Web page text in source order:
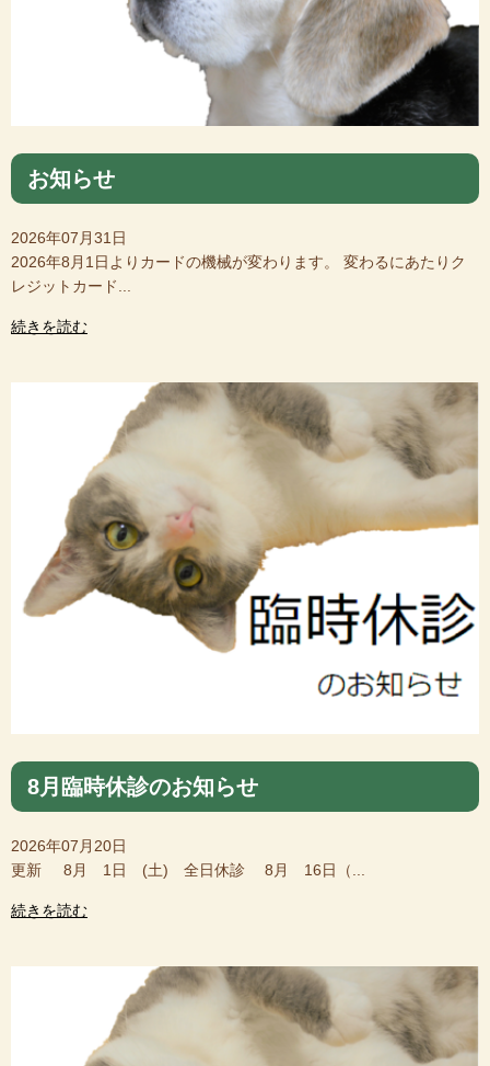
お知らせ
2026年07月31日
2026年8月1日よりカードの機械が変わります。 変わるにあたりク
レジットカード...
続きを読む
8月臨時休診のお知らせ
2026年07月20日
更新 8月 1日 (土) 全日休診 8月 16日（...
続きを読む